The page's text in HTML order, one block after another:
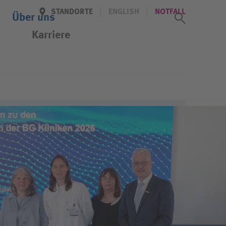
STANDORTE ENGLISH NOTFALL
Über uns
Karriere